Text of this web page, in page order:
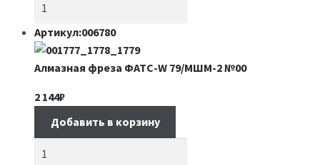
Артикул:006780
Алмазная фреза ФАТС-W 79/МШМ-2 №00
2 144₽
Добавить в корзину